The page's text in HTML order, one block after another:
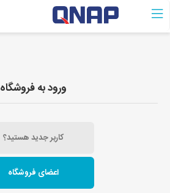
حساب کاربری
ورود به فروشگاه
کاربر جدید هستید؟
اعضای فروشگاه